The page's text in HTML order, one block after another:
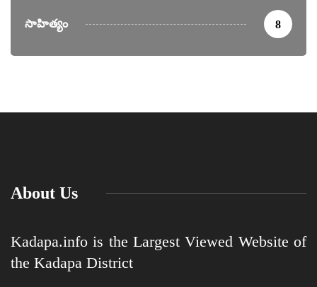
సాహిత్యం 8
About Us
Kadapa.info is the Largest Viewed Website of
the Kadapa District